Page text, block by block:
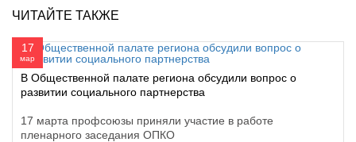
ЧИТАЙТЕ ТАКЖЕ
17
мар
В Общественной палате региона обсудили вопрос о
развитии социального партнерства
17 марта профсоюзы приняли участие в работе
пленарного заседания ОПКО